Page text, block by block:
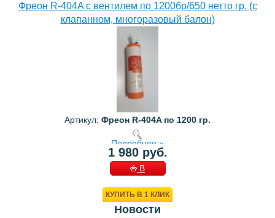
Фреон R-404A с вентилем по 1200бр/650 нетто гр. (с
клапанном, многоразовый балон)
Артикул: Фреон R-404A по 1200 гр.
Подробнее »
1 980 руб.
В
КУПИТЬ В 1 КЛИК
Новости